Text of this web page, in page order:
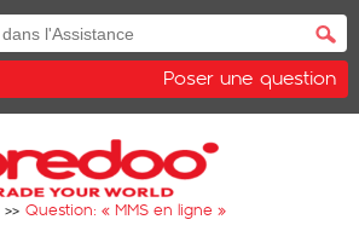
Poser une question
Question: « MMS en ligne »